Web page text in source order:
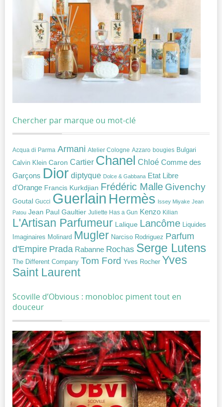
Chercher par marque ou mot-clé
Acqua di Parma Armani Atelier Cologne Azzaro bougies Bulgari
Calvin Klein Caron Cartier Chanel Chloé Comme des
Garçons Dior diptyque Dolce & Gabbana Etat Libre
d'Orange Francis Kurkdjian Frédéric Malle Givenchy
Goutal Gucci Guerlain Hermès Issey Miyake Jean
Patou Jean Paul Gaultier Juliette Has a Gun Kenzo Kilian
L'Artisan Parfumeur Lalique Lancôme Liquides
Imaginaires Molinard Mugler Narciso Rodriguez Parfum
d'Empire Prada Rabanne Rochas Serge Lutens
The Different Company Tom Ford Yves Rocher Yves
Saint Laurent
Scoville d’Obvious : monobloc piment tout en
douceur